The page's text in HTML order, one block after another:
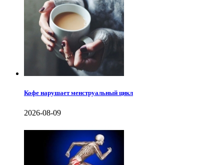
Кофе нарушает менструальный цикл
2026-08-09